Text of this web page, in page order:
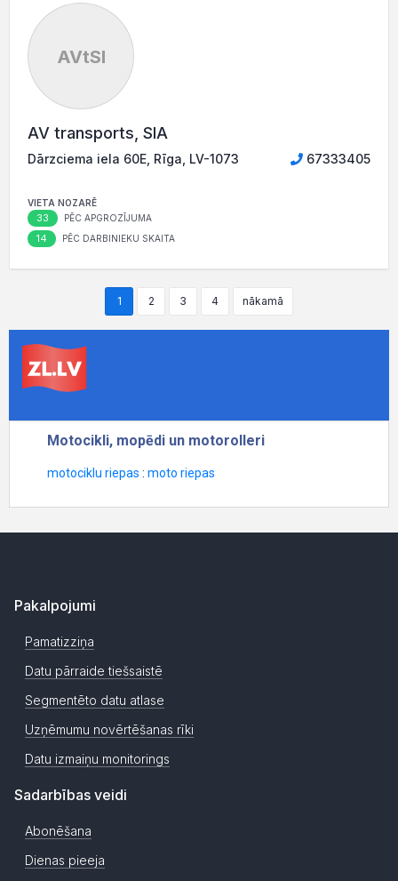
AVtSI
AV transports, SIA
Dārzciema iela 60E, Rīga, LV-1073 67333405
VIETA NOZARĒ
33 PĒC APGROZĪJUMA
14 PĒC DARBINIEKU SKAITA
1 2 3 4 nākamā
Pakalpojumi
Pamatizziņa
Datu pārraide tiešsaistē
Segmentēto datu atlase
Uzņēmumu novērtēšanas rīki
Datu izmaiņu monitorings
Sadarbības veidi
Abonēšana
Dienas pieeja